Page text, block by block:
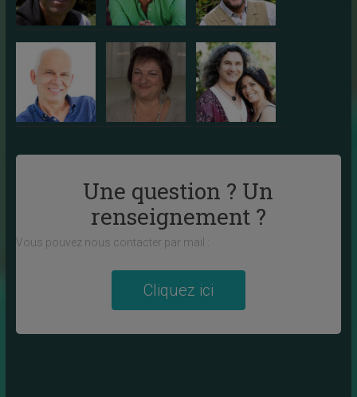
Une question ? Un
renseignement ?
Vous pouvez nous contacter par mail :
Cliquez ici